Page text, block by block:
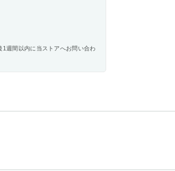
週間以内に当ストアへお問い合わ